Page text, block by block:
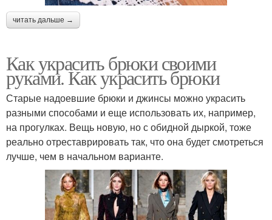
читать дальше →
Как украсить брюки своими
руками. Как украсить брюки
Старые надоевшие брюки и джинсы можно украсить
разными способами и еще использовать их, например,
на прогулках. Вещь новую, но с обидной дыркой, тоже
реально отреставрировать так, что она будет смотреться
лучше, чем в начальном варианте.